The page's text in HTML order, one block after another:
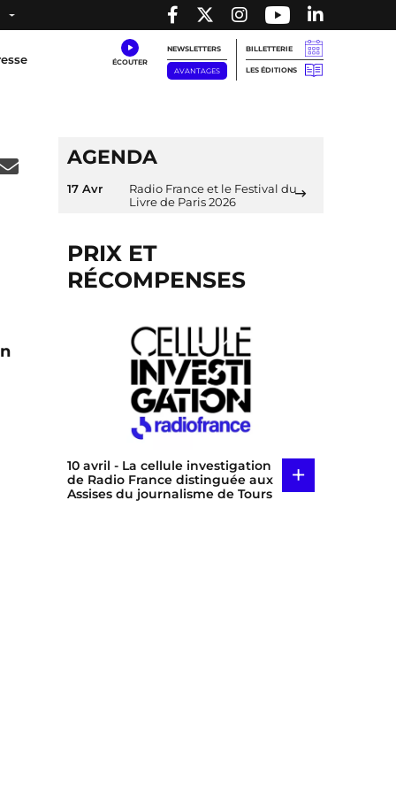
NEWSLETTERS
AVANTAGES
BILLETTERIE
LES ÉDITIONS
AGENDA
17 Avr
Radio France et le Festival du
Livre de Paris 2026
PRIX ET
RÉCOMPENSES
10 avril - La cellule investigation
de Radio France distinguée aux
Assises du journalisme de Tours
+